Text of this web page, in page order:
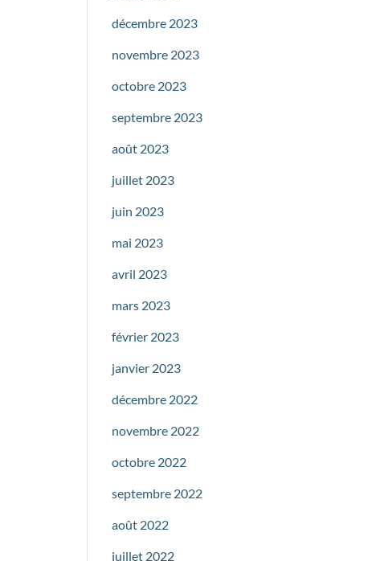
décembre 2023
novembre 2023
octobre 2023
septembre 2023
août 2023
juillet 2023
juin 2023
mai 2023
avril 2023
mars 2023
février 2023
janvier 2023
décembre 2022
novembre 2022
octobre 2022
septembre 2022
août 2022
juillet 2022